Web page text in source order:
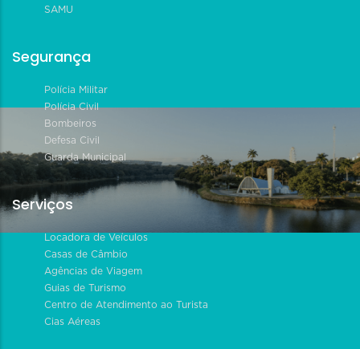
SAMU
Segurança
Polícia Militar
Polícia Civil
Bombeiros
Defesa Civil
Guarda Municipal
Serviços
Locadora de Veículos
Casas de Câmbio
Agências de Viagem
Guias de Turismo
Centro de Atendimento ao Turista
Cias Aéreas